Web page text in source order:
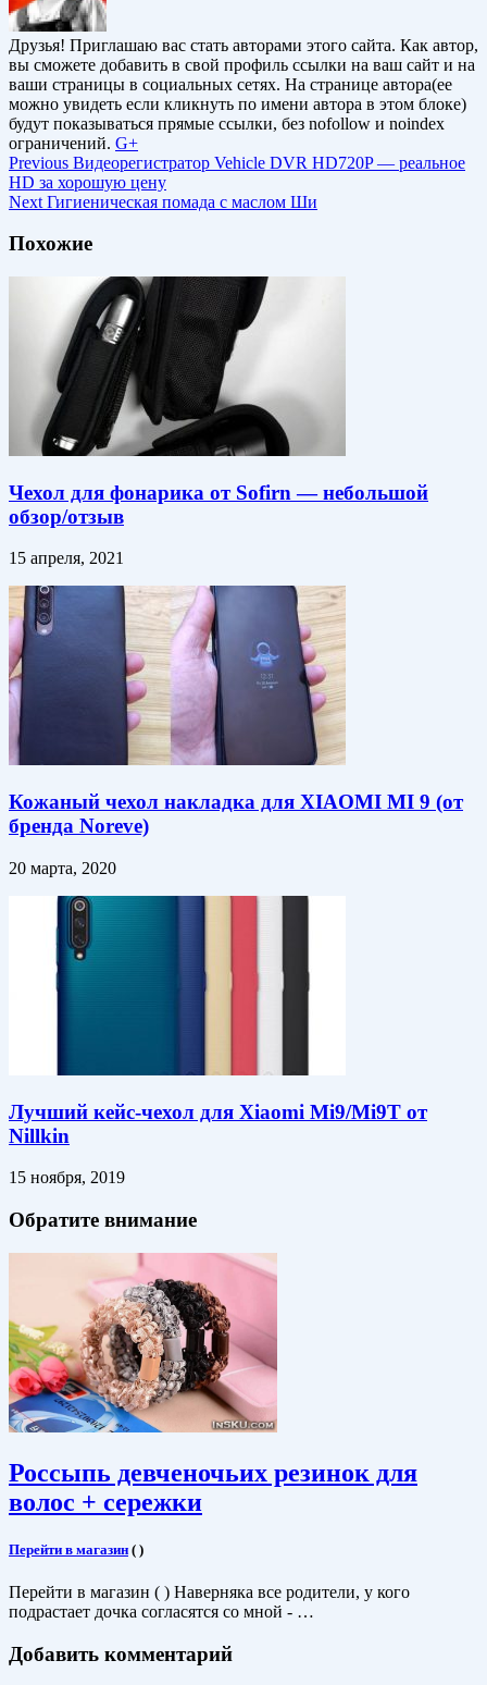
Друзья! Приглашаю вас стать авторами этого сайта. Как автор,
вы сможете добавить в свой профиль ссылки на ваш сайт и на
ваши страницы в социальных сетях. На странице автора(ее
можно увидеть если кликнуть по имени автора в этом блоке)
будут показываться прямые ссылки, без nofollow и noindex
ограничений. G+
Previous Видеорегистратор Vehicle DVR HD720P — реальное
HD за хорошую цену
Next Гигиеническая помада с маслом Ши
Похожие
Чехол для фонарика от Sofirn — небольшой
обзор/отзыв
15 апреля, 2021
Кожаный чехол накладка для XIAOMI MI 9 (от
бренда Noreve)
20 марта, 2020
Лучший кейс-чехол для Xiaomi Mi9/Mi9T от
Nillkin
15 ноября, 2019
Обратите внимание
Россыпь девченочьих резинок для
волос + сережки
Перейти в магазин ( )
Перейти в магазин ( ) Наверняка все родители, у кого
подрастает дочка согласятся со мной - …
Добавить комментарий